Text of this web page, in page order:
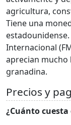
agricultura,
Tiene una
Internacional
aprecian mucho
granadina.
Precios y
¿Cuánto